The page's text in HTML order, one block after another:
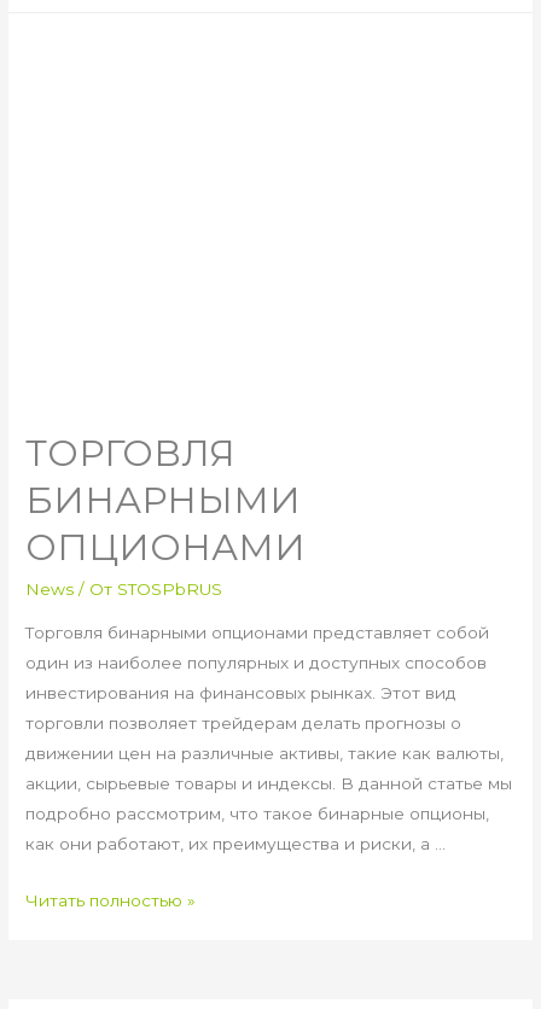
ТОРГОВЛЯ
БИНАРНЫМИ
ОПЦИОНАМИ
News / От STOSPbRUS
Торговля бинарными опционами представляет собой
один из наиболее популярных и доступных способов
инвестирования на финансовых рынках. Этот вид
торговли позволяет трейдерам делать прогнозы о
движении цен на различные активы, такие как валюты,
акции, сырьевые товары и индексы. В данной статье мы
подробно рассмотрим, что такое бинарные опционы,
как они работают, их преимущества и риски, а …
ТОРГОВЛЯ
Читать полностью »